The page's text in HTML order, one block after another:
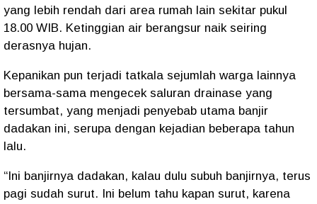
yang lebih rendah dari area rumah lain sekitar pukul
18.00 WIB. Ketinggian air berangsur naik seiring
derasnya hujan.
Kepanikan pun terjadi tatkala sejumlah warga lainnya
bersama-sama mengecek saluran drainase yang
tersumbat, yang menjadi penyebab utama banjir
dadakan ini, serupa dengan kejadian beberapa tahun
lalu.
“Ini banjirnya dadakan, kalau dulu subuh banjirnya, terus
pagi sudah surut. Ini belum tahu kapan surut, karena